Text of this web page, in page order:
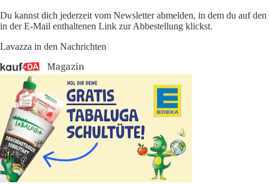
Du kannst dich jederzeit vom Newsletter abmelden, in dem du auf den
in der E-Mail enthaltenen Link zur Abbestellung klickst.
Lavazza in den Nachrichten